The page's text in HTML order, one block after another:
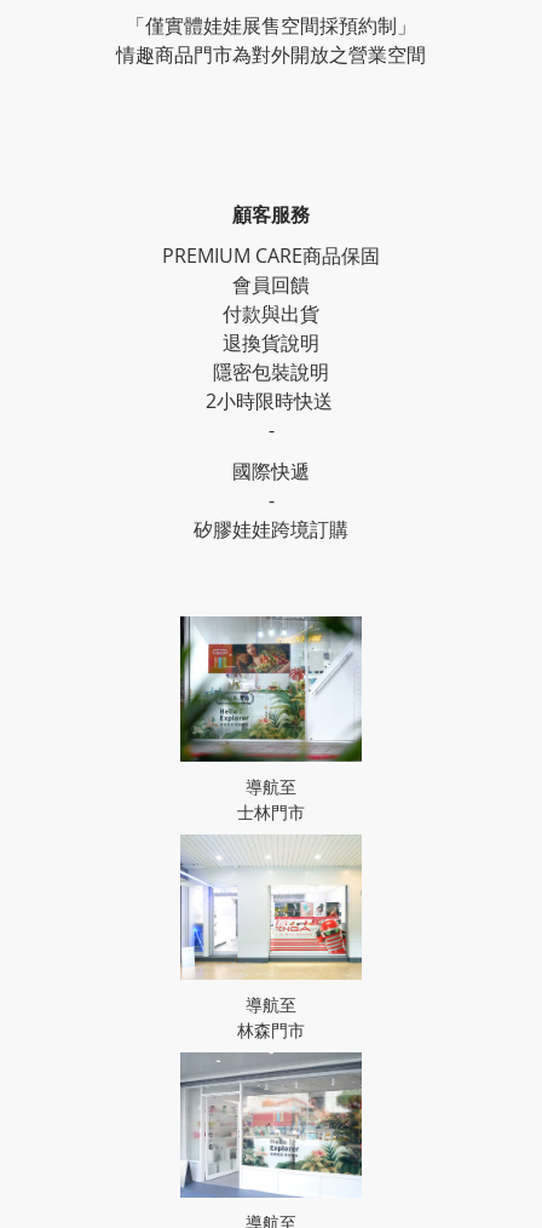
「僅實體娃娃展售空間採預約制」
情趣商品門市為對外開放之營業空間
顧客服務
PREMIUM CARE商品保固
會員回饋
付款與出貨
退換貨說明
隱密包裝說明
2小時限時快送
-
國際快遞
-
矽膠娃娃跨境訂購
導航至
士林門市
導航至
林森門市
導航至